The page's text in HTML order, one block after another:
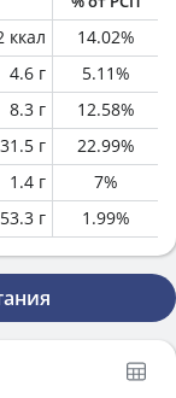
ккал 14.02%
4.6 г 5.11%
8.3 г 12.58%
31.5 г 22.99%
1.4 г 7%
53.3 г 1.99%